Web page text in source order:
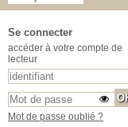
Se connecter
accéder à votre compte de
lecteur
Mot de passe oublié ?